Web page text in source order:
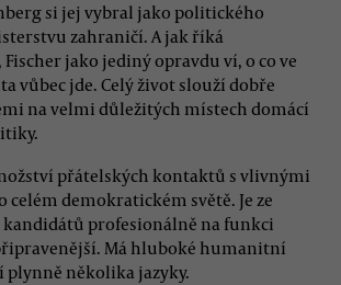
si jej vybral jako politického
zahraničí. A jak říká
jako jediný opravdu ví, o co ve
vůbec jde. Celý život slouží dobře
na velmi důležitých místech domácí
přátelských kontaktů s vlivnými
celém demokratickém světě. Je ze
kandidátů profesionálně na funkci
Má hluboké humanitní
plynně několika jazyky.